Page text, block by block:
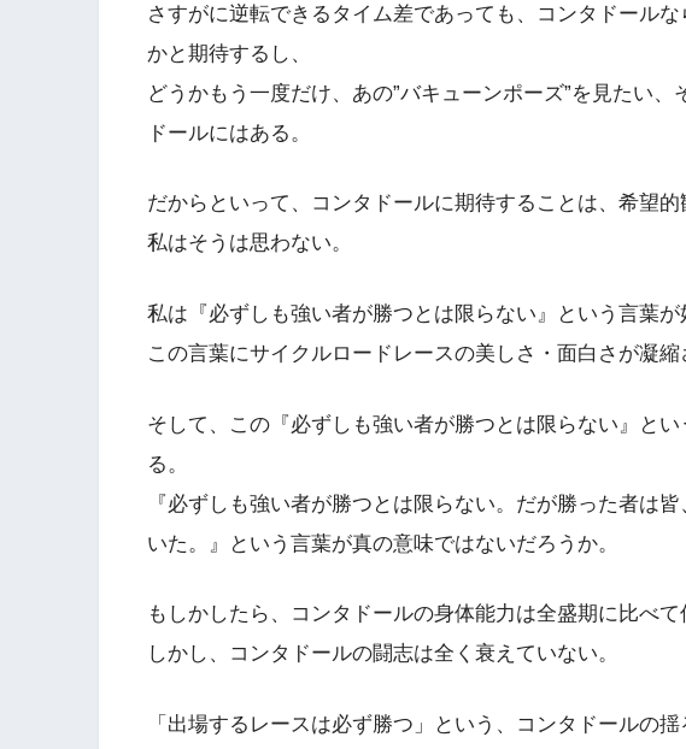
さすがに逆転できるタイム差であっても、コンタドール
かと期待するし、
どうかもう一度だけ、あの”バキューンポーズ”を見たい
ドールにはある。
だからといって、コンタドールに期待することは、希望的
私はそうは思わない。
私は『必ずしも強い者が勝つとは限らない』という言葉が
この言葉にサイクルロードレースの美しさ・面白さが凝縮
そして、この『必ずしも強い者が勝つとは限らない』と
る。
『必ずしも強い者が勝つとは限らない。だが勝った者は
いた。』という言葉が真の意味ではないだろうか。
もしかしたら、コンタドールの身体能力は全盛期に比べて
しかし、コンタドールの闘志は全く衰えていない。
「出場するレースは必ず勝つ」という、コンタドールの